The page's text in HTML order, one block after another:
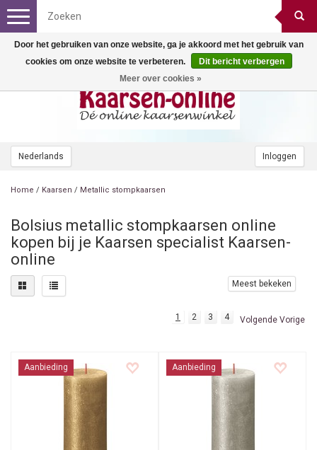
Nederlands Inloggen
Toggle
navigation
Home / Kaarsen / Metallic stompkaarsen
Bolsius metallic stompkaarsen online
kopen bij je Kaarsen specialist Kaarsen-
online
Meest bekeken
1 2 3 4 Volgende Vorige
Aanbieding Aanbieding
Door het gebruiken van onze website, ga je akkoord met het gebruik van
cookies om onze website te verbeteren.
Dit bericht verbergen
Meer over cookies »